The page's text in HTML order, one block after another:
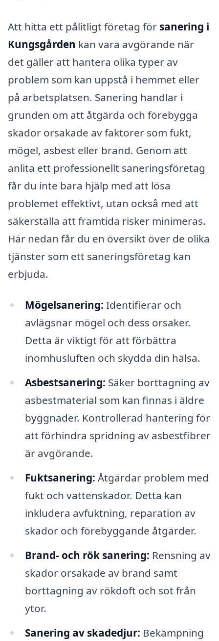
Att hitta ett pålitligt företag för sanering i
Kungsgården kan vara avgörande när
det gäller att hantera olika typer av
problem som kan uppstå i hemmet eller
på arbetsplatsen. Sanering handlar i
grunden om att åtgärda och förebygga
skador orsakade av faktorer som fukt,
mögel, asbest eller brand. Genom att
anlita ett professionellt saneringsföretag
får du inte bara hjälp med att lösa
problemet effektivt, utan också med att
säkerställa att framtida risker minimeras.
Här nedan får du en översikt över de olika
tjänster som ett saneringsföretag kan
erbjuda.
Mögelsanering: Identifierar och
avlägsnar mögel och dess orsaker.
Detta är viktigt för att förbättra
inomhusluften och skydda din hälsa.
Asbestsanering: Säker borttagning av
asbestmaterial som kan finnas i äldre
byggnader. Kontrollerad hantering för
att förhindra spridning av asbestfibrer
är avgörande.
Fuktsanering: Åtgärdar problem med
fukt och vattenskador. Detta kan
inkludera avfuktning, reparation av
skador och förebyggande åtgärder.
Brand- och rök sanering: Rensning av
skador orsakade av brand samt
borttagning av rökdoft och sot från
ytor.
Sanering av skadedjur: Bekämpning